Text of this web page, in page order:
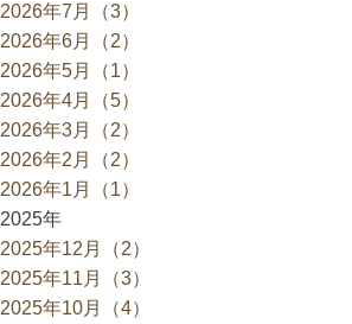
2026年7月（3）
2026年6月（2）
2026年5月（1）
2026年4月（5）
2026年3月（2）
2026年2月（2）
2026年1月（1）
2025年
2025年12月（2）
2025年11月（3）
2025年10月（4）